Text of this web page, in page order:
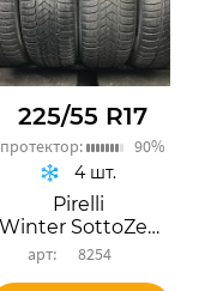
225/55 R17
протектор: 90%
Pirelli
Winter SottoZero 3
8254
4 шт.